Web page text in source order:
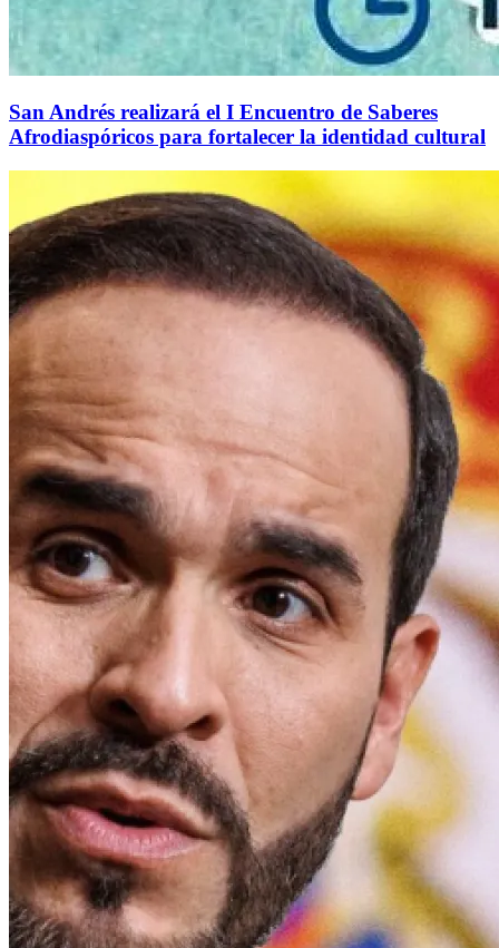
San Andrés realizará el I Encuentro de Saberes
Afrodiaspóricos para fortalecer la identidad cultural